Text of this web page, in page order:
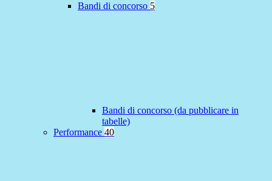
Bandi di concorso 5
Bandi di concorso (da pubblicare in
tabelle)
Performance 40